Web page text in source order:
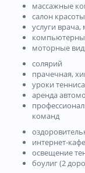
массажные
салон красоты
услуги врача,
моторные
солярий
прачечная,
уроки тенниса
аренда
команд
интернет-кафе
освещение
боулиг (2